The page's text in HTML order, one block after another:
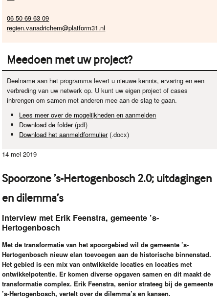
06 50 69 63 09
regien.vanadrichem@platform31.nl
Meedoen met uw project?
Deelname aan het programma levert u nieuwe kennis, ervaring en een
verbreding van uw netwerk op. U kunt uw eigen project of cases
inbrengen om samen met anderen mee aan de slag te gaan.
Lees meer over de mogelijkheden en aanmelden
Download de folder(pdf)
Download het aanmeldformulier(.docx)
14 mei 2019
Spoorzone ’s-Hertogenbosch 2.0; uitdagingen
en dilemma’s
Interview met Erik Feenstra, gemeente ’s-
Hertogenbosch
Met de transformatie van het spoorgebied wil de gemeente ’s-
Hertogenbosch nieuw elan toevoegen aan de historische binnenstad.
Het gebied is een mix van ontwikkelde locaties en locaties met
ontwikkelpotentie. Er komen diverse opgaven samen en dit maakt de
transformatie complex. Erik Feenstra, senior strateeg bij de gemeente
’s-Hertogenbosch, vertelt over de dilemma’s en kansen.